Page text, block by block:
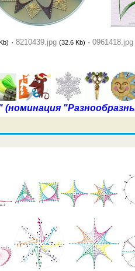
· 8210439.jpg (32.6 Kb) · 0961418.jpg